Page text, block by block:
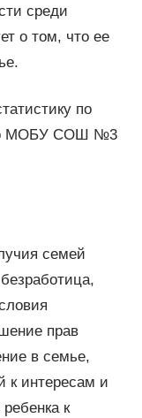
среди
о том, что ее
по
по МОБУ СОШ №3
семей
прав
в семье,
к интересам и
к